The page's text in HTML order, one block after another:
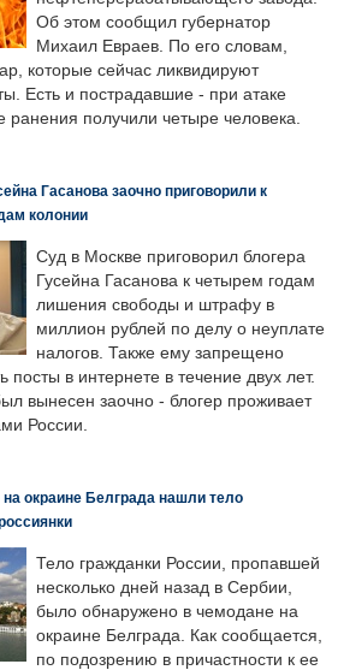
Об этом сообщил губернатор
Михаил Евраев. По его словам,
которые сейчас ликвидируют
Есть и пострадавшие - при атаке
ранения получили четыре человека.
Гасанова заочно приговорили к
колонии
Суд в Москве приговорил блогера
Гусейна Гасанова к четырем годам
лишения свободы и штрафу в
миллион рублей по делу о неуплате
налогов. Также ему запрещено
посты в интернете в течение двух лет.
вынесен заочно - блогер проживает
России.
окраине Белграда нашли тело
Тело гражданки России, пропавшей
несколько дней назад в Сербии,
было обнаружено в чемодане на
окраине Белграда. Как сообщается,
по подозрению в причастности к ее